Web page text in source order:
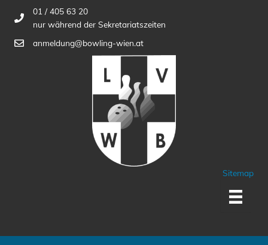
01 / 405 63 20
nur während der Sekretariatszeiten
anmeldung@bowling-wien.at
Sitemap